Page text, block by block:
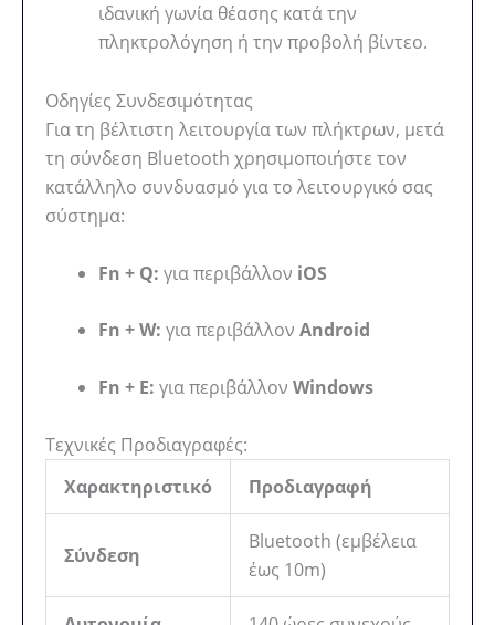
ιδανική γωνία θέασης κατά την
πληκτρολόγηση ή την προβολή βίντεο.
Οδηγίες Συνδεσιμότητας
Για τη βέλτιστη λειτουργία των πλήκτρων, μετά
τη σύνδεση Bluetooth χρησιμοποιήστε τον
κατάλληλο συνδυασμό για το λειτουργικό σας
σύστημα:
Fn + Q: για περιβάλλον iOS
Fn + W: για περιβάλλον Android
Fn + E: για περιβάλλον Windows
Τεχνικές Προδιαγραφές:
Χαρακτηριστικό
Προδιαγραφή
Σύνδεση
Bluetooth (εμβέλεια
έως 10m)